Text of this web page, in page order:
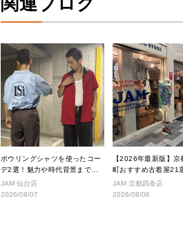
ボウリングシャツを使ったコー
デ2選！魅力や時代背景までご
紹介
JAM 仙台店
2026/08/07
【2026年最新版】京
町おすすめ古着屋21
ス良好な絶対行くべ
厳選！
JAM 京都四条店
2026/08/06